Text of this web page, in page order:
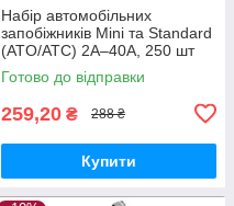
Набір автомобільних
запобіжників Mini та Standard
(ATO/ATC) 2A–40A, 250 шт
Готово до відправки
259,20 ₴ 288 ₴
Купити